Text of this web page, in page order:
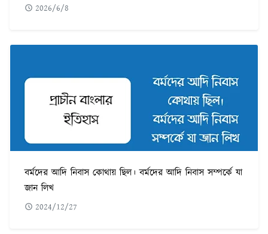
2026/6/8
বর্মদের আদি নিবাস কোথায় ছিল। বর্মদের আদি নিবাস সম্পর্কে যা
জান লিখ
2024/12/27